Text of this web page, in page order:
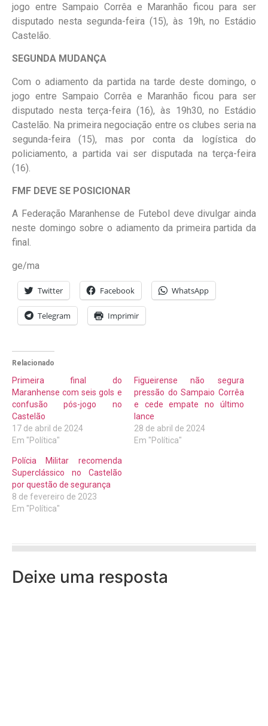
jogo entre Sampaio Corrêa e Maranhão ficou para ser
disputado nesta segunda-feira (15), às 19h, no Estádio
Castelão.
SEGUNDA MUDANÇA
Com o adiamento da partida na tarde deste domingo, o
jogo entre Sampaio Corrêa e Maranhão ficou para ser
disputado nesta terça-feira (16), às 19h30, no Estádio
Castelão. Na primeira negociação entre os clubes seria na
segunda-feira (15), mas por conta da logística do
policiamento, a partida vai ser disputada na terça-feira
(16).
FMF DEVE SE POSICIONAR
A Federação Maranhense de Futebol deve divulgar ainda
neste domingo sobre o adiamento da primeira partida da
final.
ge/ma
Twitter Facebook WhatsApp
Telegram Imprimir
Relacionado
Primeira final do
Maranhense com seis gols e
confusão pós-jogo no
Castelão
17 de abril de 2024
Em "Política"
Figueirense não segura
pressão do Sampaio Corrêa
e cede empate no último
lance
28 de abril de 2024
Em "Política"
Polícia Militar recomenda
Superclássico no Castelão
por questão de segurança
8 de fevereiro de 2023
Em "Política"
Deixe uma resposta